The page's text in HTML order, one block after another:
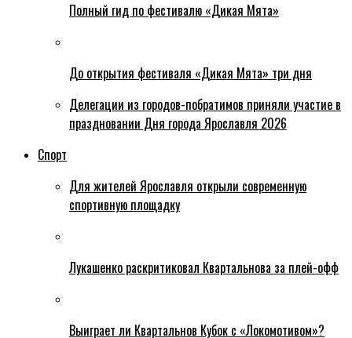
Полный гид по фестивалю «Дикая Мята»
До открытия фестиваля «Дикая Мята» три дня
Делегации из городов-побратимов приняли участие в
праздновании Дня города Ярославля 2026
Спорт
Для жителей Ярославля открыли современную
спортивную площадку
Лукашенко раскритиковал Квартальнова за плей-офф
Выиграет ли Квартальнов Кубок с «Локомотивом»?